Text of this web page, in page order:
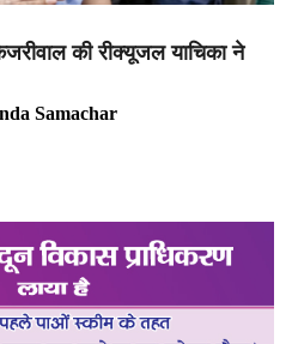
की रीक्यूजल याचिका ने
Samachar